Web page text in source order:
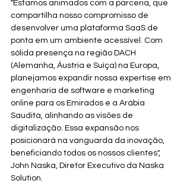
"Estamos animados com a parceria, que
compartilha nosso compromisso de
desenvolver uma plataforma SaaS de
ponta em um ambiente acessível. Com
sólida presença na região DACH
(Alemanha, Áustria e Suíça) na Europa,
planejamos expandir nossa expertise em
engenharia de software e marketing
online para os Emirados e a Arábia
Saudita, alinhando as visões de
digitalização. Essa expansão nos
posicionará na vanguarda da inovação,
beneficiando todos os nossos clientes",
John Naska, Diretor Executivo da Naska
Solution.